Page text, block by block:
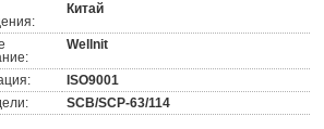
Китай
Wellnit
ISO9001
SCB/SCP-63/114